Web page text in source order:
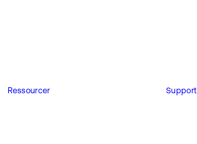
Ressourcer Support